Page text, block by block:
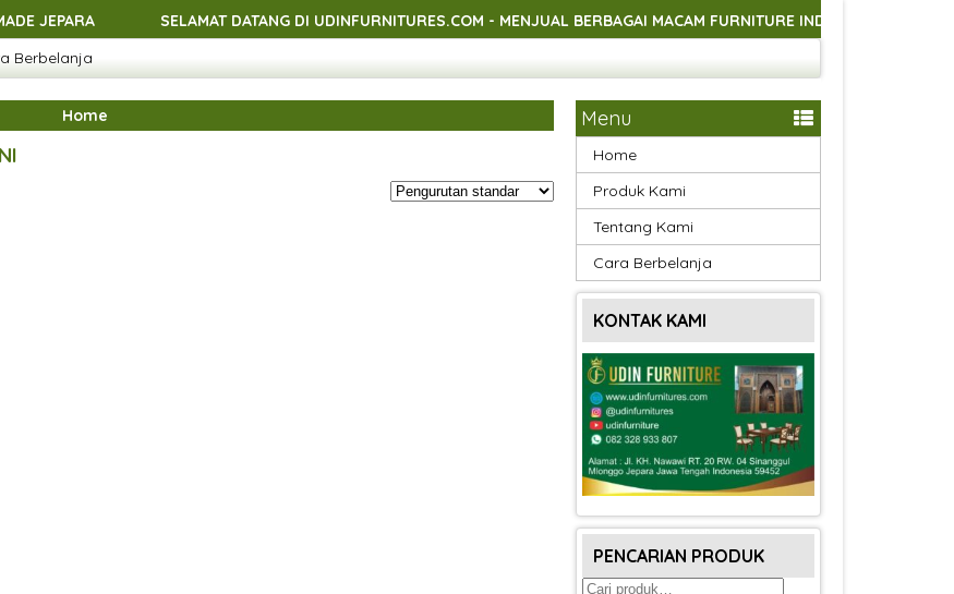
SELAMAT DATANG DI UDINFURNITURES.COM - MENJUAL BERBAGAI MACAM FURNITURE INDOOR DAN OUTDOOR ASLI
SELAMAT DATANG DI UDINFURNITURES.COM - MENJUAL BERBAGAI MACAM FURNITURE INDOOR DAN OUTDOOR ASLI
SELAMAT DATANG DI UDINFURNITURES.COM - MENJUAL BERBAGAI MACAM FURNITURE INDOOR DAN OUTDOOR ASLI
Berbelanja
Home Menu
Home
Produk Kami
Tentang Kami
Cara Berbelanja
KONTAK KAMI
PENCARIAN PRODUK
Pencarian